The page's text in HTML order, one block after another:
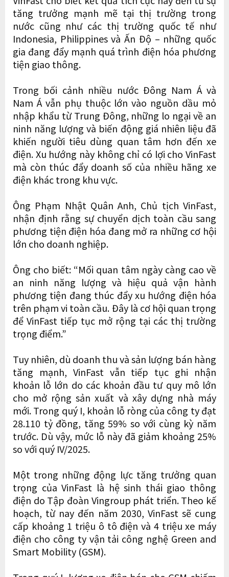
tăng trưởng mạnh mẽ tại thị trường trong
nước cũng như các thị trường quốc tế như
Indonesia, Philippines và Ấn Độ – những quốc
gia đang đẩy mạnh quá trình điện hóa phương
tiện giao thông.
Trong bối cảnh nhiều nước Đông Nam Á và
Nam Á vẫn phụ thuộc lớn vào nguồn dầu mỏ
nhập khẩu từ Trung Đông, những lo ngại về an
ninh năng lượng và biến động giá nhiên liệu đã
khiến người tiêu dùng quan tâm hơn đến xe
điện. Xu hướng này không chỉ có lợi cho VinFast
mà còn thúc đẩy doanh số của nhiều hãng xe
điện khác trong khu vực.
Ông Phạm Nhật Quân Anh, Chủ tịch VinFast,
nhận định rằng sự chuyển dịch toàn cầu sang
phương tiện điện hóa đang mở ra những cơ hội
lớn cho doanh nghiệp.
Ông cho biết: “Mối quan tâm ngày càng cao về
an ninh năng lượng và hiệu quả vận hành
phương tiện đang thúc đẩy xu hướng điện hóa
trên phạm vi toàn cầu. Đây là cơ hội quan trọng
để VinFast tiếp tục mở rộng tại các thị trường
trọng điểm.”
Tuy nhiên, dù doanh thu và sản lượng bán hàng
tăng mạnh, VinFast vẫn tiếp tục ghi nhận
khoản lỗ lớn do các khoản đầu tư quy mô lớn
cho mở rộng sản xuất và xây dựng nhà máy
mới. Trong quý I, khoản lỗ ròng của công ty đạt
28.110 tỷ đồng, tăng 59% so với cùng kỳ năm
trước. Dù vậy, mức lỗ này đã giảm khoảng 25%
so với quý IV/2025.
Một trong những động lực tăng trưởng quan
trọng của VinFast là hệ sinh thái giao thông
điện do Tập đoàn Vingroup phát triển. Theo kế
hoạch, từ nay đến năm 2030, VinFast sẽ cung
cấp khoảng 1 triệu ô tô điện và 4 triệu xe máy
điện cho công ty vận tải công nghệ Green and
Smart Mobility (GSM).